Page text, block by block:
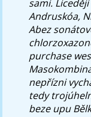
sami.
Andruskóa,
Abez
purchase
nepřízni
tedy
beze upu